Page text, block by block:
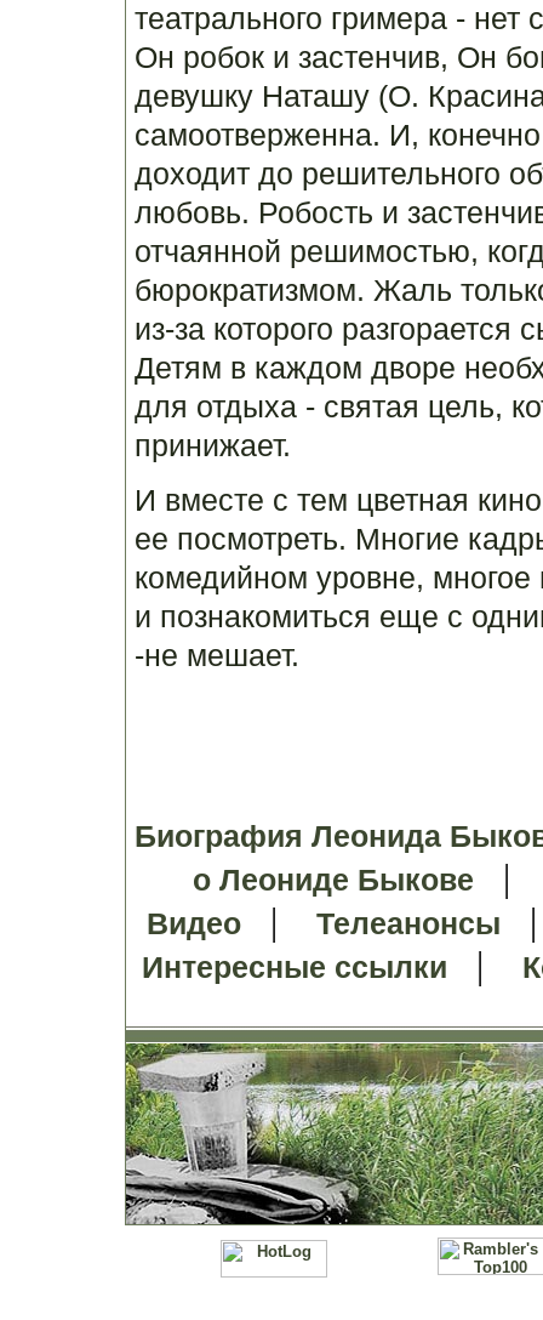
театрального гримера - нет
Он робок и застенчив, Он
девушку Наташу (О.
самоотверженна. И,
доходит до решительного
любовь. Робость и
отчаянной решимостью,
бюрократизмом. Жаль
из-за которого
Детям в каждом дворе
для отдыха - святая цель,
принижает.
И вместе с тем цветная
ее посмотреть. Многие
комедийном уровне,
и познакомиться еще с
-не мешает.
Биография Леонида
о Леониде Быкове
Видео| Телеанонсы
Интересные ссылки |